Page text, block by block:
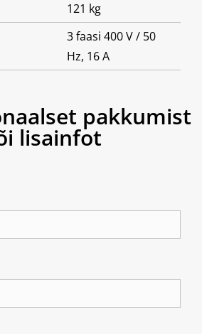
121 kg
3 faasi 400 V / 50
Hz, 16 A
pakkumist
lisainfot